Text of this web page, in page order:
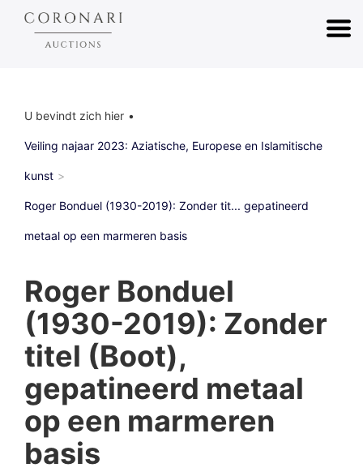
U bevindt zich hier
Veiling najaar 2023: Aziatische, Europese en Islamitische
kunst
Roger Bonduel (1930-2019): Zonder tit... gepatineerd
metaal op een marmeren basis
Roger Bonduel
(1930-2019): Zonder
titel (Boot),
gepatineerd metaal
op een marmeren
basis